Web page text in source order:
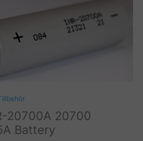
20700A 20700
Battery